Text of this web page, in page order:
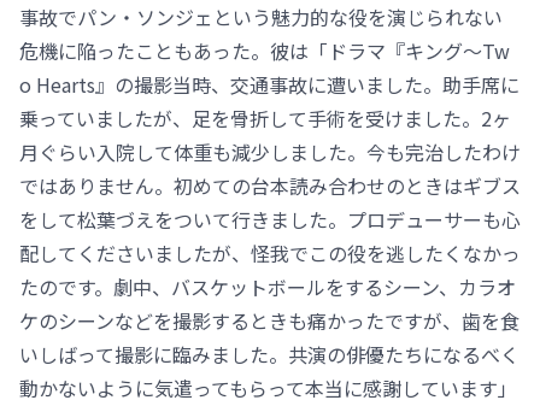
事故でパン・ソンジェという魅力的な役を演じられない
危機に陥ったこともあった。彼は「ドラマ『キング～Tw
o Hearts』の撮影当時、交通事故に遭いました。助手席に
乗っていましたが、足を骨折して手術を受けました。2ヶ
月ぐらい入院して体重も減少しました。今も完治したわけ
ではありません。初めての台本読み合わせのときはギブス
をして松葉づえをついて行きました。プロデューサーも心
配してくださいましたが、怪我でこの役を逃したくなかっ
たのです。劇中、バスケットボールをするシーン、カラオ
ケのシーンなどを撮影するときも痛かったですが、歯を食
いしばって撮影に臨みました。共演の俳優たちになるべく
動かないように気遣ってもらって本当に感謝しています」